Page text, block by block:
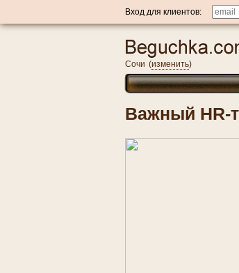
Вход для клиентов:
Сочи (изменить)
Важный HR-